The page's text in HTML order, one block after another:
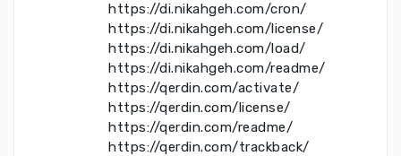
https://di.nikahgeh.com/cron/
https://di.nikahgeh.com/license/
https://di.nikahgeh.com/load/
https://di.nikahgeh.com/readme/
https://qerdin.com/activate/
https://qerdin.com/license/
https://qerdin.com/readme/
https://qerdin.com/trackback/